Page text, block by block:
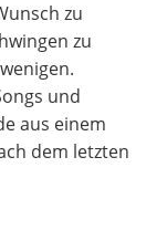
zu
zu
und
aus einem
dem letzten